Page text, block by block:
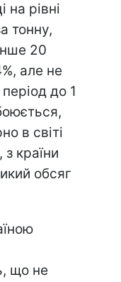
рівні
тонну,
20
але не
до 1
в світі
країни
обсяг
що не